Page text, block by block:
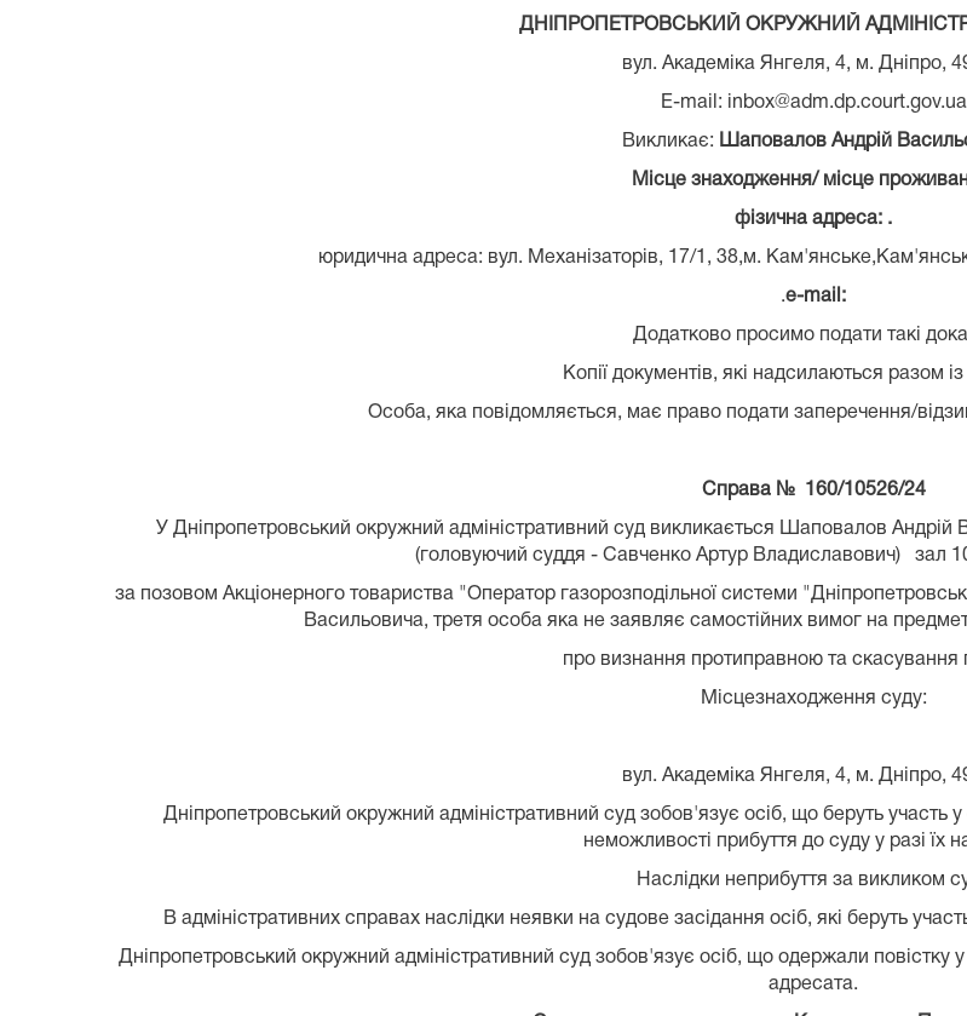
ДНІПРОПЕТРОВСЬКИЙ ОКРУЖНИЙ
вул. Академіка Янгеля, 4, м. Дніпро,
E-mail: inbox@adm.dp.court.gov.ua
Викликає: Шаповалов Андрій
Місце знаходження/ місце
фізична адреса: .
юридична адреса: вул. Механізаторів, 17/1, 38,м.
.e-mail:
Додатково просимо подати такі
Копії документів, які надсилаються разом
Особа, яка повідомляється, має право подати заперечення/
Справа № 160/10526/24
У Дніпропетровський окружний адміністративний суд викликається Шаповалов
(головуючий суддя - Савченко Артур Владиславович) зал 10
за позовом Акціонерного товариства "Оператор газорозподільної системи
Васильовича, третя особа яка не заявляє самостійних вимог на
про визнання протиправною та скасування
Місцезнаходження суду:
вул. Академіка Янгеля, 4, м. Дніпро,
Дніпропетровський окружний адміністративний суд зобов'язує осіб, що беруть участь
неможливості прибуття до суду у разі їх
Наслідки неприбуття за викликом
В адміністративних справах наслідки неявки на судове засідання осіб, які беруть
Дніпропетровський окружний адміністративний суд зобов'язує осіб, що одержали повістку у
адресата.